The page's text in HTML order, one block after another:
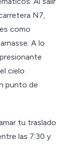
N7,
como
A lo
cielo
punto de
tu traslado
las 7:30 y